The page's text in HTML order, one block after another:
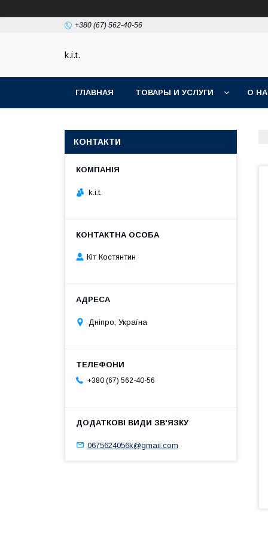
+380 (67) 562-40-56
k.i.t.
ГЛАВНАЯ ТОВАРЫ И УСЛУГИ О
КОНТАКТИ
k.i.t.
Кіт Костянтин
Дніпро, Україна
+380 (67) 562-40-56
0675624056k@gmail.com